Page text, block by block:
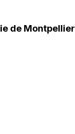
de Montpellier